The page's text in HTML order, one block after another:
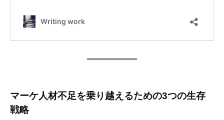
マーケ人材不足を乗り越えるための3つの生存
戦略